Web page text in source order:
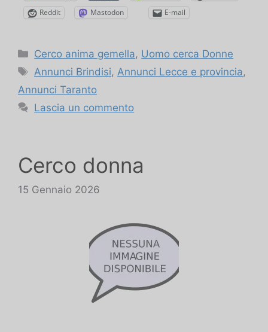
Reddit
Mastodon E-mail
Categorie
Cerco anima gemella, Uomo cerca Donne
Tag
Annunci Brindisi, Annunci Lecce e provincia,
Annunci Taranto
Lascia un commento
Cerco donna
15 Gennaio 2026